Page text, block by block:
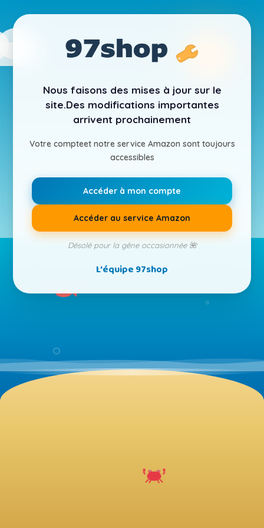
Nous faisons des mises à jour sur le
site.Des modifications importantes
arrivent prochainement
Votre compteet notre service Amazon sont toujours
accessibles
Accéder à mon compte
Accéder au service Amazon
Désolé pour la gêne occasionnée 🌺
L'équipe 97shop